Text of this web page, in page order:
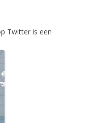
Twitter is een